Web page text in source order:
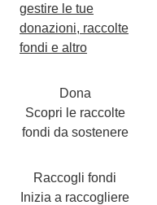
gestire le tue
donazioni, raccolte
fondi e altro
Dona
Scopri le raccolte
fondi da sostenere
Raccogli fondi
Inizia a raccogliere